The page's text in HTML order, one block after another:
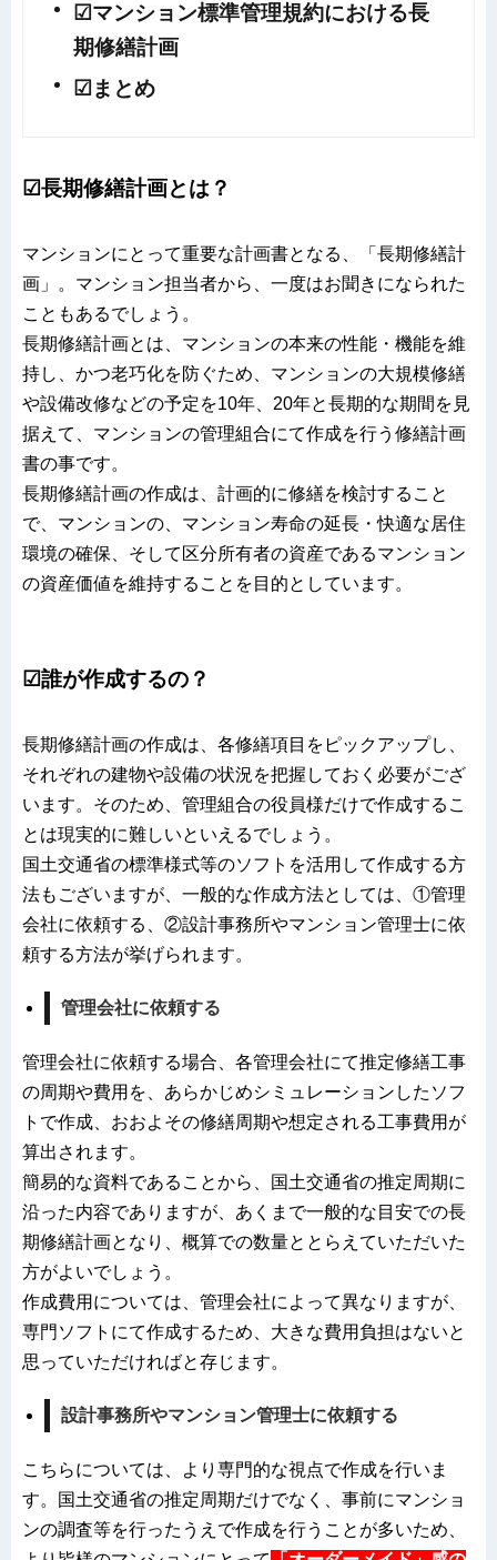
☑マンション標準管理規約における長
期修繕計画
☑まとめ
☑長期修繕計画とは？
マンションにとって重要な計画書となる、「長期修繕計
画」。マンション担当者から、一度はお聞きになられた
こともあるでしょう。
長期修繕計画とは、マンションの本来の性能・機能を維
持し、かつ老巧化を防ぐため、マンションの大規模修繕
や設備改修などの予定を10年、20年と長期的な期間を見
据えて、マンションの管理組合にて作成を行う修繕計画
書の事です。
長期修繕計画の作成は、計画的に修繕を検討すること
で、マンションの、マンション寿命の延長・快適な居住
環境の確保、そして区分所有者の資産であるマンション
の資産価値を維持することを目的としています。
☑誰が作成するの？
長期修繕計画の作成は、各修繕項目をピックアップし、
それぞれの建物や設備の状況を把握しておく必要がござ
います。そのため、管理組合の役員様だけで作成するこ
とは現実的に難しいといえるでしょう。
国土交通省の標準様式等のソフトを活用して作成する方
法もございますが、一般的な作成方法としては、①管理
会社に依頼する、②設計事務所やマンション管理士に依
頼する方法が挙げられます。
管理会社に依頼する
管理会社に依頼する場合、各管理会社にて推定修繕工事
の周期や費用を、あらかじめシミュレーションしたソフ
トで作成、おおよその修繕周期や想定される工事費用が
算出されます。
簡易的な資料であることから、国土交通省の推定周期に
沿った内容でありますが、あくまで一般的な目安での長
期修繕計画となり、概算での数量ととらえていただいた
方がよいでしょう。
作成費用については、管理会社によって異なりますが、
専門ソフトにて作成するため、大きな費用負担はないと
思っていただければと存じます。
設計事務所やマンション管理士に依頼する
こちらについては、より専門的な視点で作成を行いま
す。国土交通省の推定周期だけでなく、事前にマンショ
ンの調査等を行ったうえで作成を行うことが多いため、